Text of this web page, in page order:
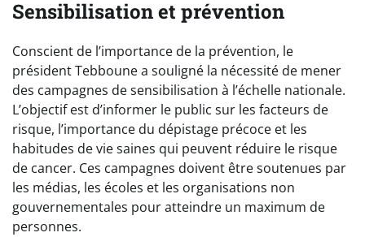
Sensibilisation et prévention
Conscient de l’importance de la prévention, le
président Tebboune a souligné la nécessité de mener
des campagnes de sensibilisation à l’échelle nationale.
L’objectif est d’informer le public sur les facteurs de
risque, l’importance du dépistage précoce et les
habitudes de vie saines qui peuvent réduire le risque
de cancer. Ces campagnes doivent être soutenues par
les médias, les écoles et les organisations non
gouvernementales pour atteindre un maximum de
personnes.